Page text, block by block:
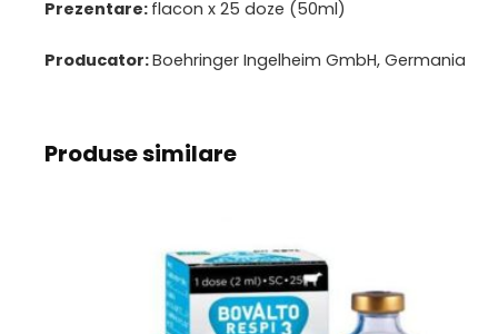
Prezentare: flacon x 25 doze (50ml)
Producator:Boehringer Ingelheim GmbH, Germania
Produse similare